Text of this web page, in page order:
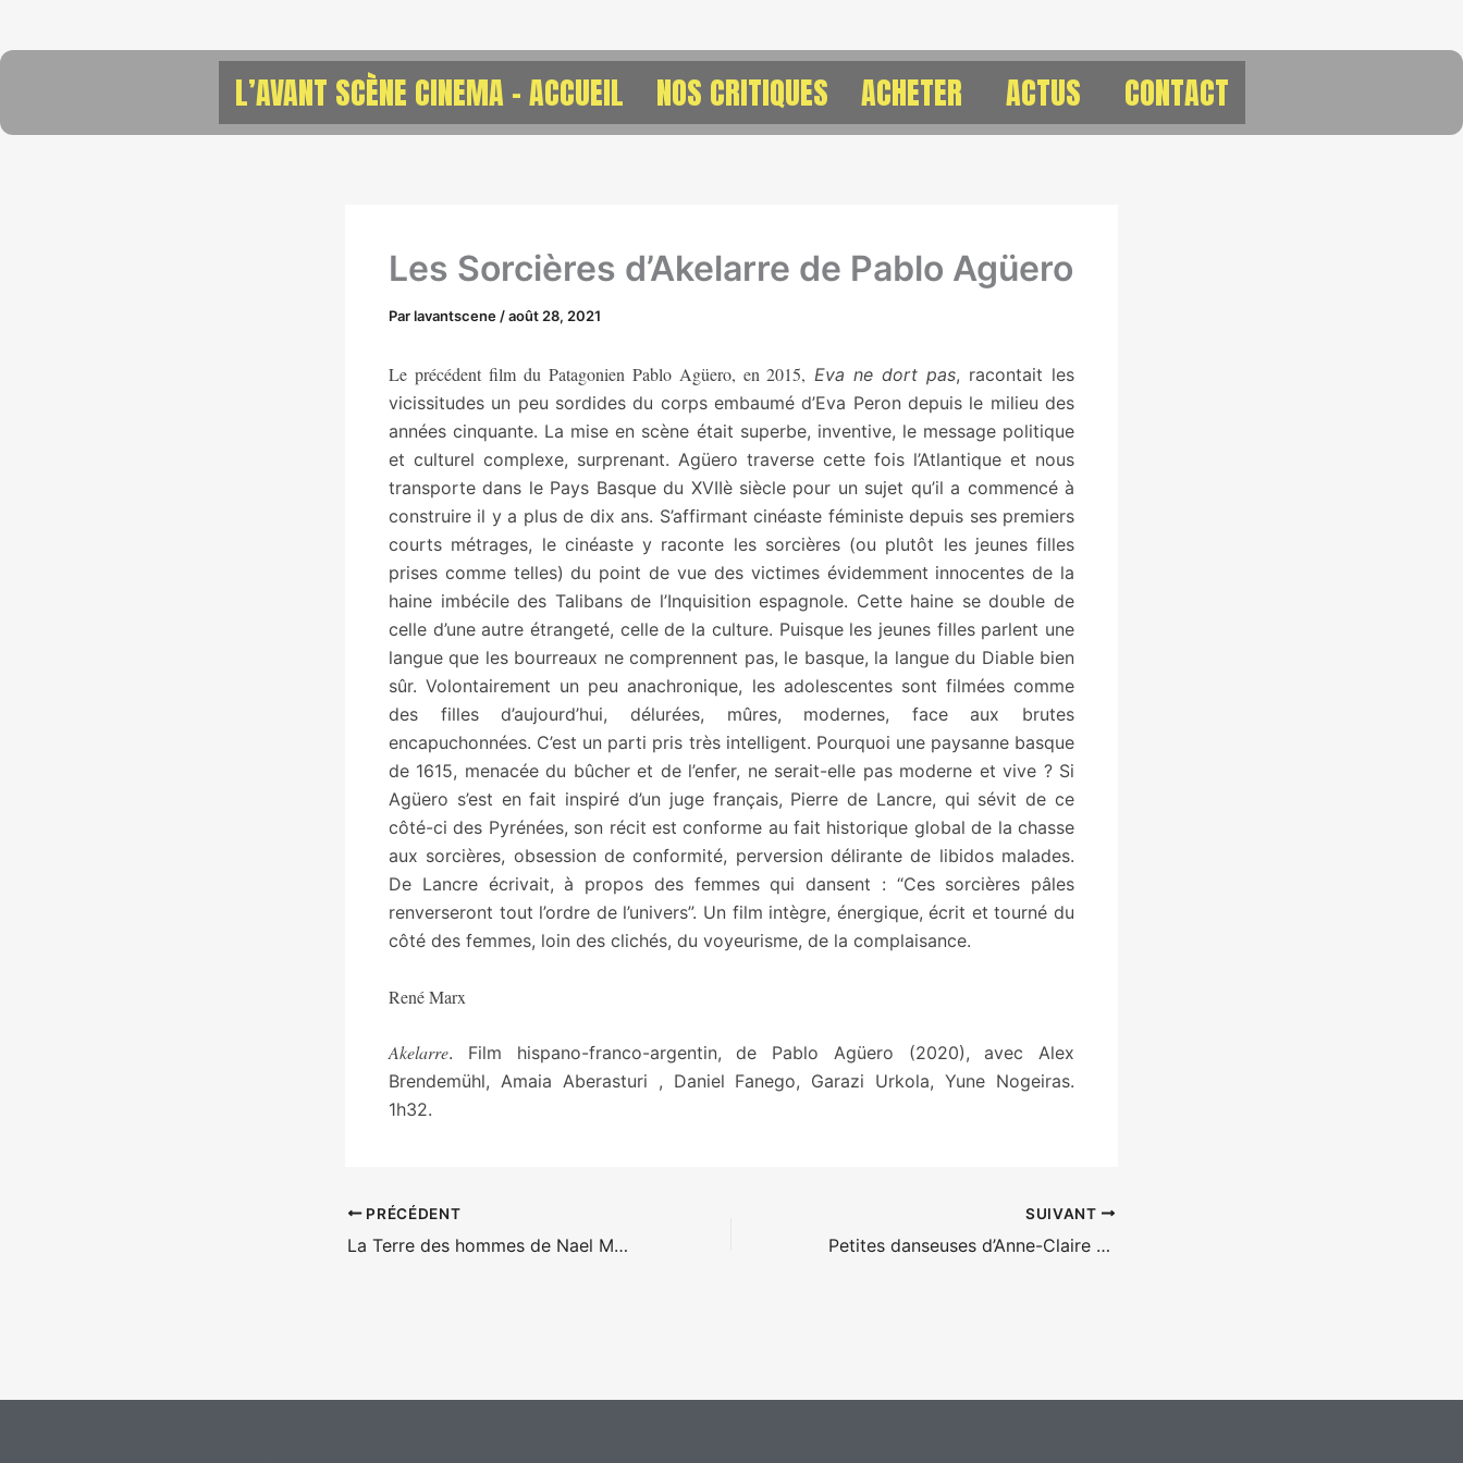
L’AVANT SCÈNE CINEMA – ACCUEIL NOS CRITIQUES ACHETER ACTUS CONTACT
Les Sorcières d’Akelarre de Pablo Agüero
Parlavantscene /août 28, 2021
Le précédent film du Patagonien Pablo Agüero, en 2015, Eva ne dort pas, racontait les
vicissitudes un peu sordides du corps embaumé d’Eva Peron depuis le milieu des
années cinquante. La mise en scène était superbe, inventive, le message politique
et culturel complexe, surprenant. Agüero traverse cette fois l’Atlantique et nous
transporte dans le Pays Basque du XVIIè siècle pour un sujet qu’il a commencé à
construire il y a plus de dix ans. S’affirmant cinéaste féministe depuis ses premiers
courts métrages, le cinéaste y raconte les sorcières (ou plutôt les jeunes filles
prises comme telles) du point de vue des victimes évidemment innocentes de la
haine imbécile des Talibans de l’Inquisition espagnole. Cette haine se double de
celle d’une autre étrangeté, celle de la culture. Puisque les jeunes filles parlent une
langue que les bourreaux ne comprennent pas, le basque, la langue du Diable bien
sûr. Volontairement un peu anachronique, les adolescentes sont filmées comme
des filles d’aujourd’hui, délurées, mûres, modernes, face aux brutes
encapuchonnées. C’est un parti pris très intelligent. Pourquoi une paysanne basque
de 1615, menacée du bûcher et de l’enfer, ne serait-elle pas moderne et vive ? Si
Agüero s’est en fait inspiré d’un juge français, Pierre de Lancre, qui sévit de ce
côté-ci des Pyrénées, son récit est conforme au fait historique global de la chasse
aux sorcières, obsession de conformité, perversion délirante de libidos malades.
De Lancre écrivait, à propos des femmes qui dansent : “Ces sorcières pâles
renverseront tout l’ordre de l’univers”. Un film intègre, énergique, écrit et tourné du
côté des femmes, loin des clichés, du voyeurisme, de la complaisance.
René Marx
Akelarre. Film hispano-franco-argentin, de Pablo Agüero (2020), avec Alex
Brendemühl, Amaia Aberasturi , Daniel Fanego, Garazi Urkola, Yune Nogeiras.
1h32.
PRÉCÉDENT
La Terre des hommes de Nael Marandin
SUIVANT
Petites danseuses d’Anne-Claire Dolivet